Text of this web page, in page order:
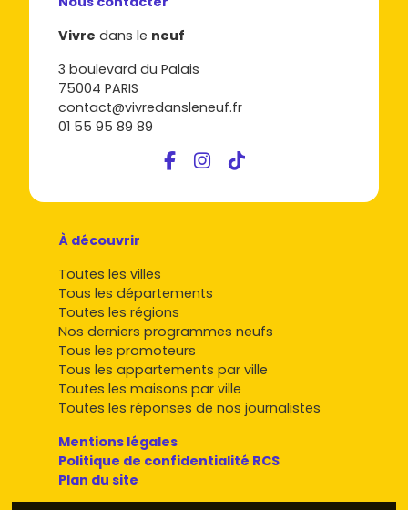
Vivre dans le neuf
3 boulevard du Palais
75004 PARIS
contact@vivredansleneuf.fr
01 55 95 89 89
À découvrir
Toutes les villes
Tous les départements
Toutes les régions
Nos derniers programmes neufs
Tous les promoteurs
Tous les appartements par ville
Toutes les maisons par ville
Toutes les réponses de nos journalistes
Mentions légales
Politique de confidentialité RCS
Plan du site